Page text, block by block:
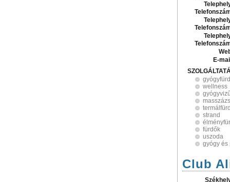
E-
wellness
masszázs
strand
fürdők
uszoda
gyógy és
Club